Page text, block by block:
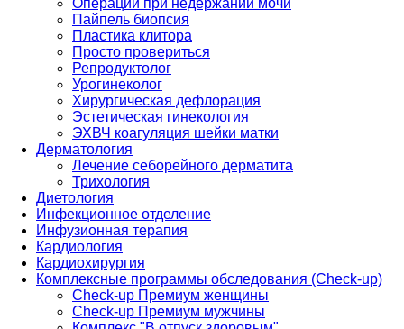
Операции при недержании мочи
Пайпель биопсия
Пластика клитора
Просто провериться
Репродуктолог
Урогинеколог
Хирургическая дефлорация
Эстетическая гинекология
ЭХВЧ коагуляция шейки матки
Дерматология
Лечение себорейного дерматита
Трихология
Диетология
Инфекционное отделение
Инфузионная терапия
Кардиология
Кардиохирургия
Комплексные программы обследования (Check-up)
Check-up Премиум женщины
Check-up Премиум мужчины